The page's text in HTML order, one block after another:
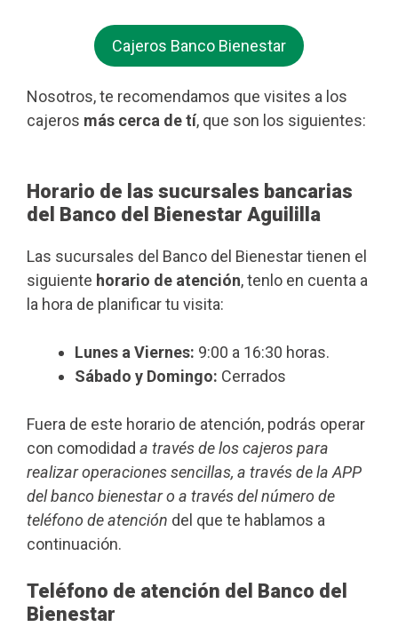
Cajeros Banco Bienestar
Nosotros, te recomendamos que visites a los
cajeros más cerca de tí, que son los siguientes:
Horario de las sucursales bancarias
del Banco del Bienestar Aguililla
Las sucursales del Banco del Bienestar tienen el
siguiente horario de atención, tenlo en cuenta a
la hora de planificar tu visita:
Lunes a Viernes: 9:00 a 16:30 horas.
Sábado y Domingo: Cerrados
Fuera de este horario de atención, podrás operar
con comodidad a través de los cajeros para
realizar operaciones sencillas, a través de la APP
del banco bienestar o a través del número de
teléfono de atención del que te hablamos a
continuación.
Teléfono de atención del Banco del
Bienestar